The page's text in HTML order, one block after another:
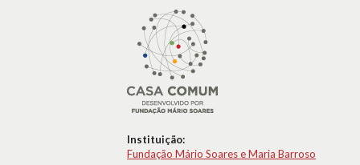
Instituição:
Fundação Mário Soares e Maria Barroso